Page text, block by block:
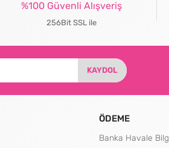
%100 Güvenli Alışveriş
256Bit SSL ile
KAYDOL
ÖDEME
Banka Havale